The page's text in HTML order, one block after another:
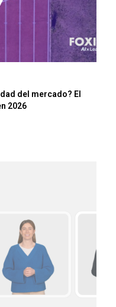
del mercado? El
2026